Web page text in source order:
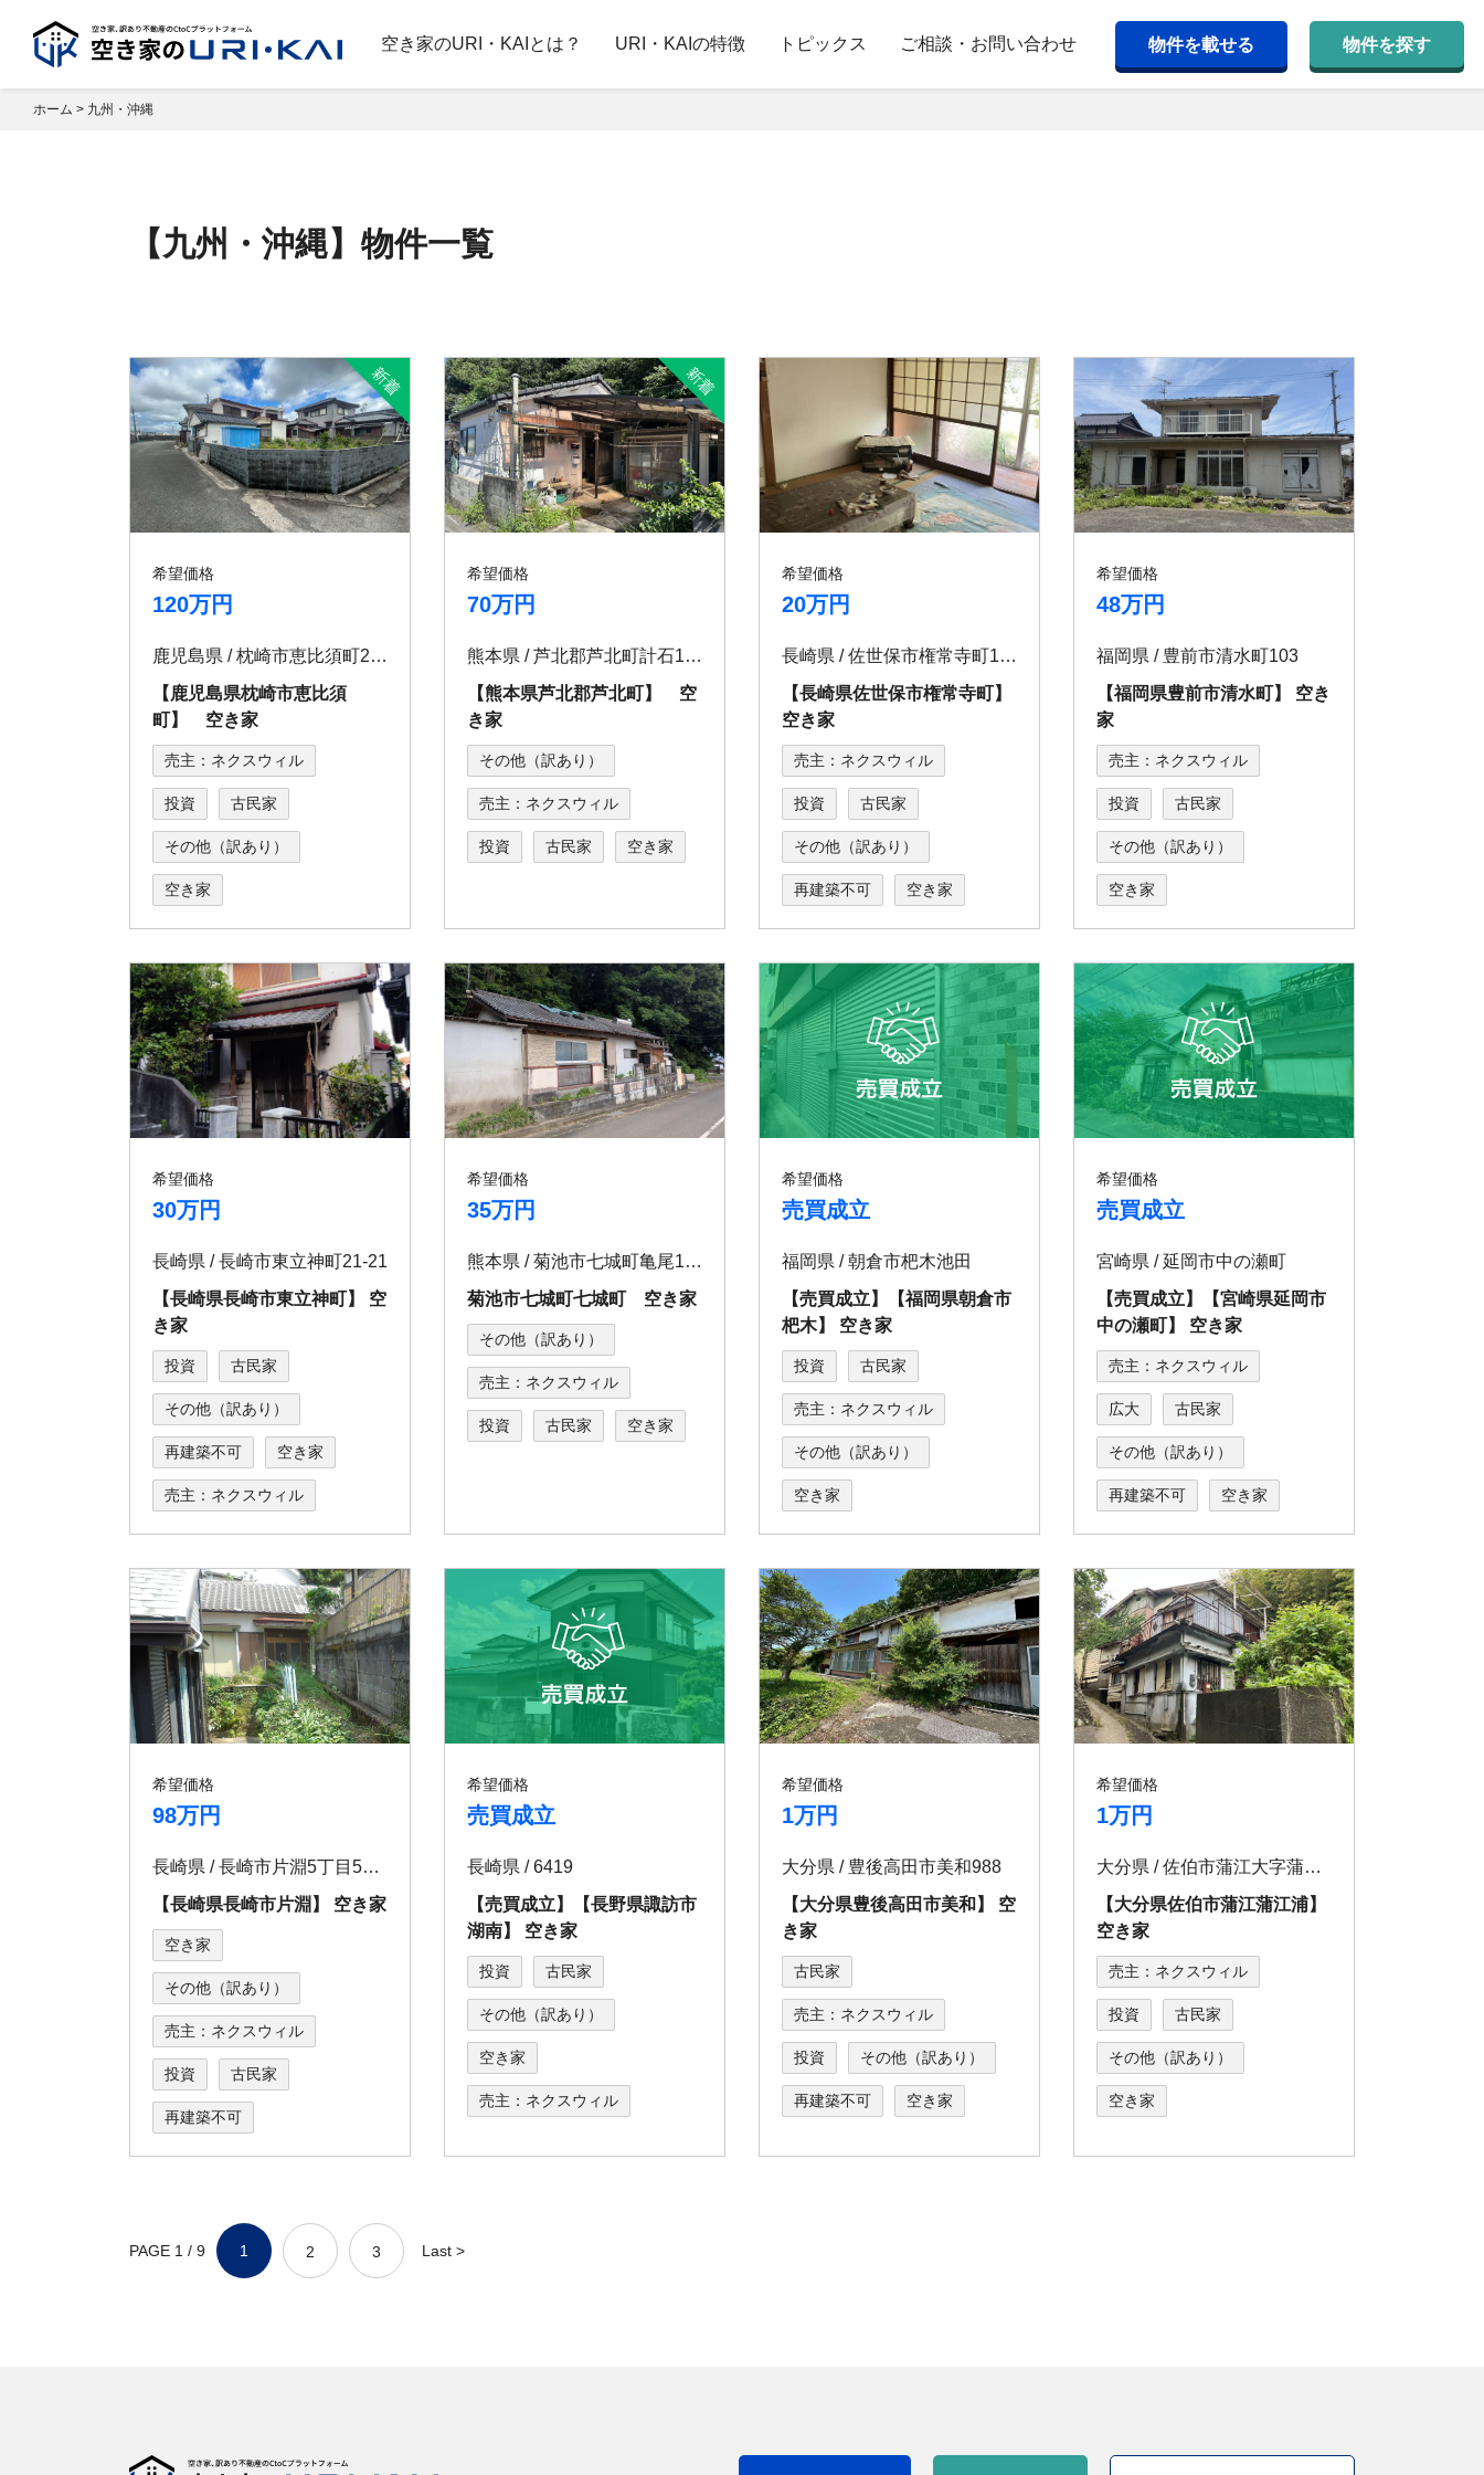
空き家のURI・KAIとは？ URI・KAIの特徴 トピックス ご相談・お問い合わせ 物件を載せる 物件を探す
ホーム > 九州・沖縄
【九州・沖縄】物件一覧
希望価格
120万円
鹿児島県 / 枕崎市恵比須町205
【鹿児島県枕崎市恵比須
町】 空き家
売主：ネクスウィル
投資 古民家
その他（訳あり）
空き家
希望価格
70万円
熊本県 / 芦北郡芦北町計石1474-4
【熊本県芦北郡芦北町】 空
き家
その他（訳あり）
売主：ネクスウィル
投資 古民家 空き家
希望価格
20万円
長崎県 / 佐世保市権常寺町1193
【⻑崎県佐世保市権常寺町】
空き家
売主：ネクスウィル
投資 古民家
その他（訳あり）
再建築不可 空き家
希望価格
48万円
福岡県 / 豊前市清水町103
【福岡県豊前市清水町】 空き
家
売主：ネクスウィル
投資 古民家
その他（訳あり）
空き家
希望価格
30万円
長崎県 / 長崎市東立神町21-21
【長崎県長崎市東立神町】 空
き家
投資 古民家
その他（訳あり）
再建築不可 空き家
売主：ネクスウィル
希望価格
35万円
熊本県 / 菊池市七城町亀尾1797-2
菊池市七城町七城町 空き家
その他（訳あり）
売主：ネクスウィル
投資 古民家 空き家
希望価格
売買成立
福岡県 / 朝倉市杷⽊池⽥
【売買成立】【福岡県朝倉市
杷⽊】 空き家
投資 古民家
売主：ネクスウィル
その他（訳あり）
空き家
希望価格
売買成立
宮崎県 / 延岡市中の瀬町
【売買成立】【宮崎県延岡市
中の瀬町】 空き家
売主：ネクスウィル
広大 古民家
その他（訳あり）
再建築不可 空き家
希望価格
98万円
長崎県 / ⻑崎市⽚淵5丁⽬5番8号
【⻑崎県⻑崎市⽚淵】 空き家
空き家
その他（訳あり）
売主：ネクスウィル
投資 古民家
再建築不可
希望価格
売買成立
長崎県 / 6419
【売買成立】【⻑野県諏訪市
湖南】 空き家
投資 古民家
その他（訳あり）
空き家
売主：ネクスウィル
希望価格
1万円
大分県 / 豊後⾼⽥市美和988
【⼤分県豊後⾼⽥市美和】 空
き家
古民家
売主：ネクスウィル
投資 その他（訳あり）
再建築不可 空き家
希望価格
1万円
大分県 / 佐伯市蒲江大字蒲江浦3344
【⼤分県佐伯市蒲江蒲江浦】
空き家
売主：ネクスウィル
投資 古民家
その他（訳あり）
空き家
PAGE 1 / 9 1 2 3 Last >